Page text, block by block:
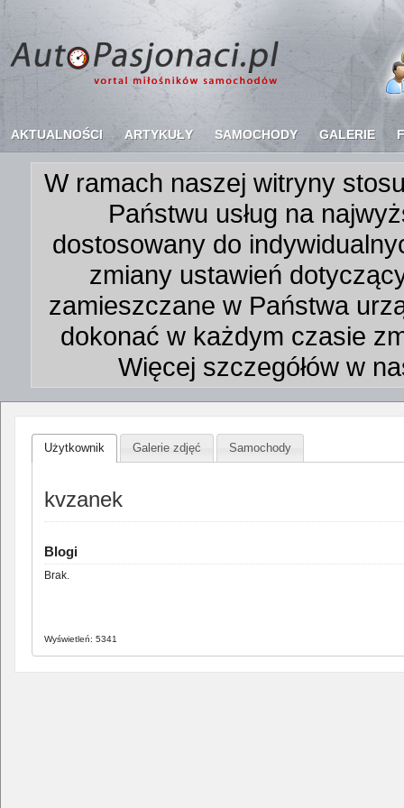
AKTUALNOŚCI ARTYKUŁY SAMOCHODY GALERIE
W ramach naszej witryny
Państwu usług na
dostosowany do
zmiany ustawień
zamieszczane w Państwa
dokonać w każdym czasie
Więcej szczegółów w
Użytkownik Galerie zdjęć Samochody
kvzanek
Blogi
Brak.
Wyświetleń: 5341